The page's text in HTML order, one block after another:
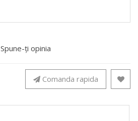
Spune-ţi opinia
Comanda rapida